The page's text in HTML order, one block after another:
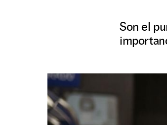
Son el